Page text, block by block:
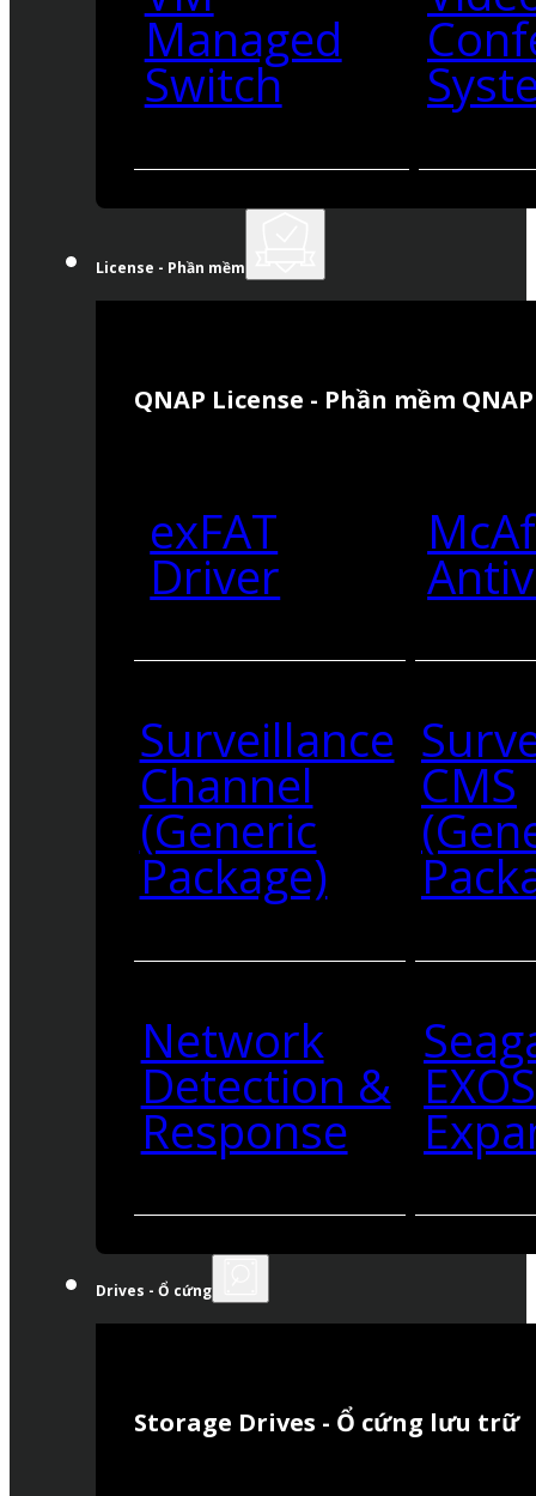
Managed
Switch
License - Phần mềm
QNAP License - Phần mềm QNAP
exFAT
Driver
Surveillance
Channel
(Generic
Package)
CMS
Network
Detection &
Response
EXOS
Drives - Ổ cứng
Storage Drives - Ổ cứng lưu trữ